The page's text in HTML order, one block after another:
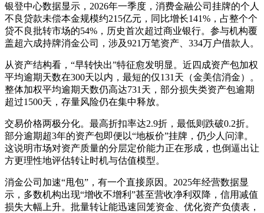
银登中心数据显示，2026年一季度，消费金融公司挂牌的个人
不良贷款未偿本金规模约215亿元，同比增长141%，占整个个
贷不良批转市场的54%，历史首次超过商业银行。参与机构覆
盖超六成持牌消金公司，涉及921万笔资产、334万户借款人。
从资产结构看，“早转快出”特征愈发明显。近四成资产包加权
平均逾期天数在300天以内，最短的仅131天（金美信消金）。
整体加权平均逾期天数仍高达731天，部分损失类资产包逾期
超过1500天，存量风险仍在集中释放。
交易价格两极分化。最高折扣率达2.9折，最低则跌破0.2折。
部分逾期超3年的资产包即便以“地板价”挂牌，仍少人问津。
这说明市场对资产质量的分层定价能力正在形成，也倒逼出让
方更理性地评估转让时机与估值模型。
消金公司加速“甩包”，有一个直接原因。2025年经营数据显
示，多数机构出现“增收不增利”甚至营收净利双降，信用减值
损失大幅上升。批量转让能迅速回笼资金、优化资产负债表，